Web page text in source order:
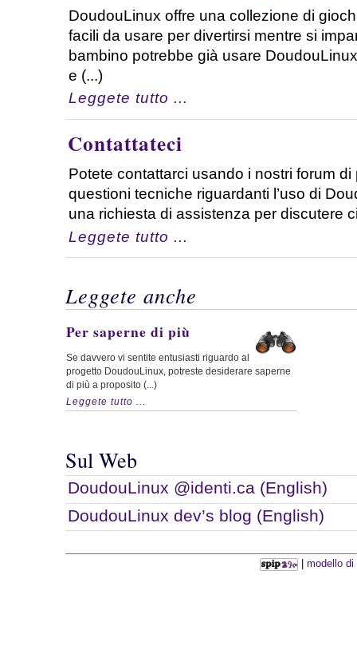
DoudouLinux offre una collezione di
facili da usare per divertirsi mentre si
bambino potrebbe già usare
e (...)
Leggete tutto ...
Contattateci
Potete contattarci usando i nostri forum
questioni tecniche riguardanti l’uso di
una richiesta di assistenza per discutere
Leggete tutto ...
Leggete anche
Per saperne di più
Se davvero vi sentite entusiasti riguardo al
progetto DoudouLinux, potreste desiderare saperne
di più a proposito (...)
Leggete tutto ...
Sul Web
DoudouLinux @identi.ca (English)
DoudouLinux dev’s blog (English)
modello di